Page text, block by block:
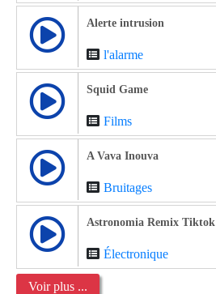
Alerte intrusion
l'alarme
Squid Game
Films
A Vava Inouva
Bruitages
Astronomia Remix Tiktok
Électronique
Voir plus ...